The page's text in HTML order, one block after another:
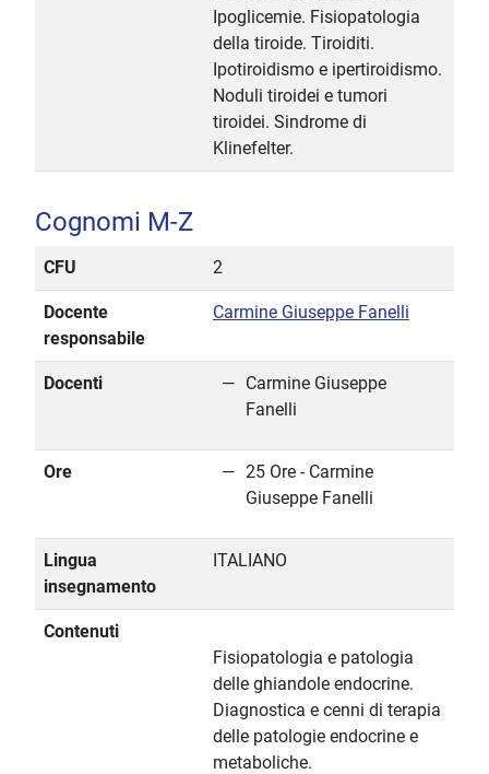
Ipoglicemie. Fisiopatologia
della tiroide. Tiroiditi.
Ipotiroidismo e ipertiroidismo.
Noduli tiroidei e tumori
tiroidei. Sindrome di
Klinefelter.
Cognomi M-Z
CFU 2
Docente
responsabile
Carmine Giuseppe Fanelli
Docenti
Carmine Giuseppe
Fanelli
Ore
25 Ore - Carmine
Giuseppe Fanelli
Lingua
insegnamento
ITALIANO
Contenuti
Fisiopatologia e patologia
delle ghiandole endocrine.
Diagnostica e cenni di terapia
delle patologie endocrine e
metaboliche.